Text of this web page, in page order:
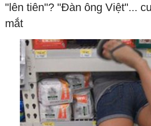
"lên tiên"? "Đàn ông Việt"...
mắt